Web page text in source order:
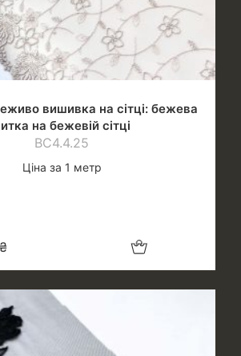
вишивка на сітці: бежева
на бежевій сітці
ВС4.4.25
Ціна за 1 метр
₴ Додати в кошик